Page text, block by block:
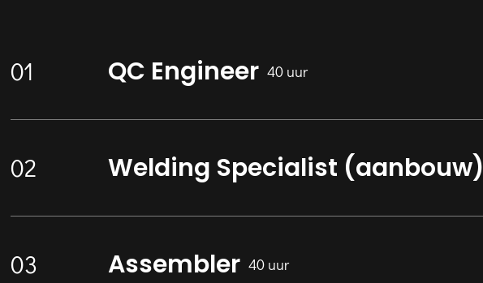
QC Engineer 40 uur
Welding Specialist (aanbouw)
Assembler 40 uur